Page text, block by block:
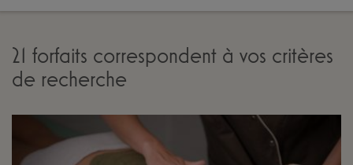
21 forfaits correspondent à vos critères
de recherche